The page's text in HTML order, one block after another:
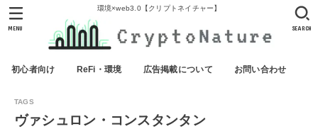
環境×web3.0【クリプトネイチャー】
初心者向け ReFi・環境 広告掲載について お問い合わせ
SEARCH
MENU
ヴァシュロン・コンスタンタン